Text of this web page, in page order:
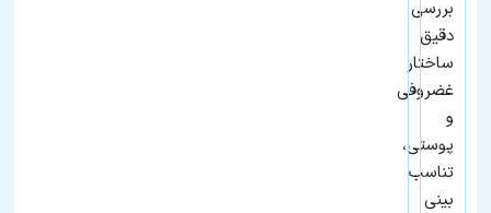
بررسی
دقیق
ساختار
غضروفی
و
پوستی،
تناسب
بینی